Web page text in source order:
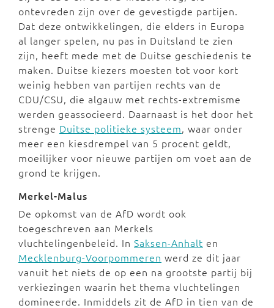
ontevreden zijn over de gevestigde partijen.
Dat deze ontwikkelingen, die elders in Europa
al langer spelen, nu pas in Duitsland te zien
zijn, heeft mede met de Duitse geschiedenis te
maken. Duitse kiezers moesten tot voor kort
weinig hebben van partijen rechts van de
CDU/CSU, die algauw met rechts-extremisme
werden geassocieerd. Daarnaast is het door het
strenge Duitse politieke systeem, waar onder
meer een kiesdrempel van 5 procent geldt,
moeilijker voor nieuwe partijen om voet aan de
grond te krijgen.
Merkel-Malus
De opkomst van de AfD wordt ook
toegeschreven aan Merkels
vluchtelingenbeleid. In Saksen-Anhalt en
Mecklenburg-Voorpommeren werd ze dit jaar
vanuit het niets de op een na grootste partij bij
verkiezingen waarin het thema vluchtelingen
domineerde. Inmiddels zit de AfD in tien van de